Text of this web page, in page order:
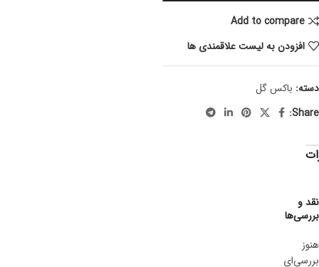
Add to compare
افزودن به لیست علاقمندی ها
دسته: باکس گل
Share:
نقد و
بررسی‌ها
هنوز
بررسی‌ای